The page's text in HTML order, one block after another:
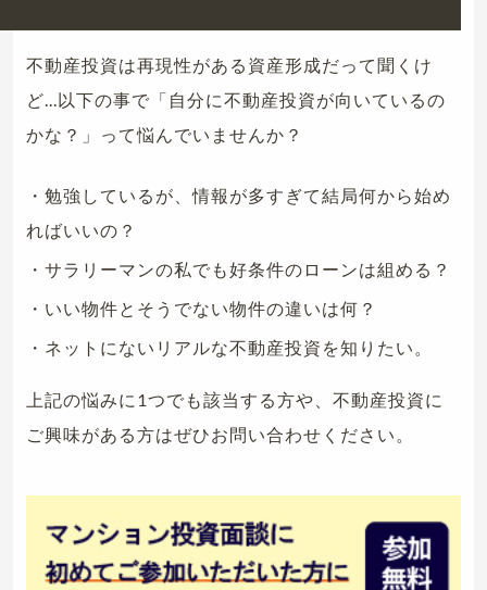
不動産投資は再現性がある資産形成だって聞くけ
ど...以下の事で「自分に不動産投資が向いているの
かな？」って悩んでいませんか？
・勉強しているが、情報が多すぎて結局何から始め
ればいいの？
・サラリーマンの私でも好条件のローンは組める？
・いい物件とそうでない物件の違いは何？
・ネットにないリアルな不動産投資を知りたい。
上記の悩みに1つでも該当する方や、不動産投資に
ご興味がある方はぜひお問い合わせください。